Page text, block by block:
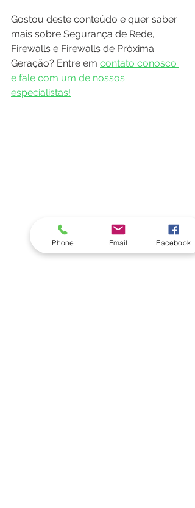
Gostou deste conteúdo e quer saber
mais sobre Segurança de Rede,
Firewalls e Firewalls de Próxima
Geração? Entre em contato conosco
e fale com um de nossos
especialistas!
Phone Email Facebook